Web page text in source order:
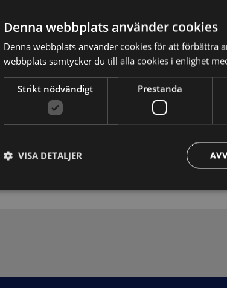
Denna webbplats använder cookies
Denna webbplats använder cookies för att förbättra
webbplats samtycker du till alla cookies i enlighet
Strikt nödvändigt Prestanda
VISA DETALJER